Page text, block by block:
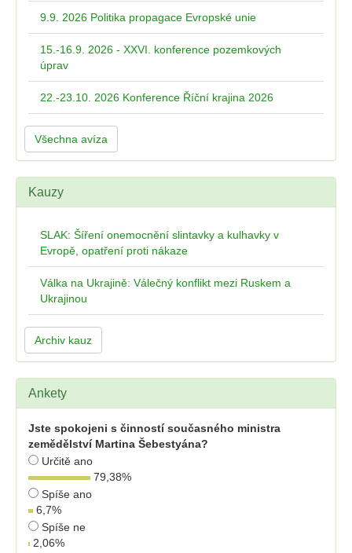
9.9. 2026 Politika propagace Evropské unie
15.-16.9. 2026 - XXVI. konference pozemkových
úprav
22.-23.10. 2026 Konference Říční krajina 2026
Všechna avíza
Kauzy
SLAK: Šíření onemocnění slintavky a kulhavky v
Evropě, opatření proti nákaze
Válka na Ukrajině: Válečný konflikt mezi Ruskem a
Ukrajinou
Archiv kauz
Ankety
Jste spokojeni s činností současného ministra
zemědělství Martina Šebestyána?
Určitě ano
79,38%
Spíše ano
6,7%
Spíše ne
2,06%